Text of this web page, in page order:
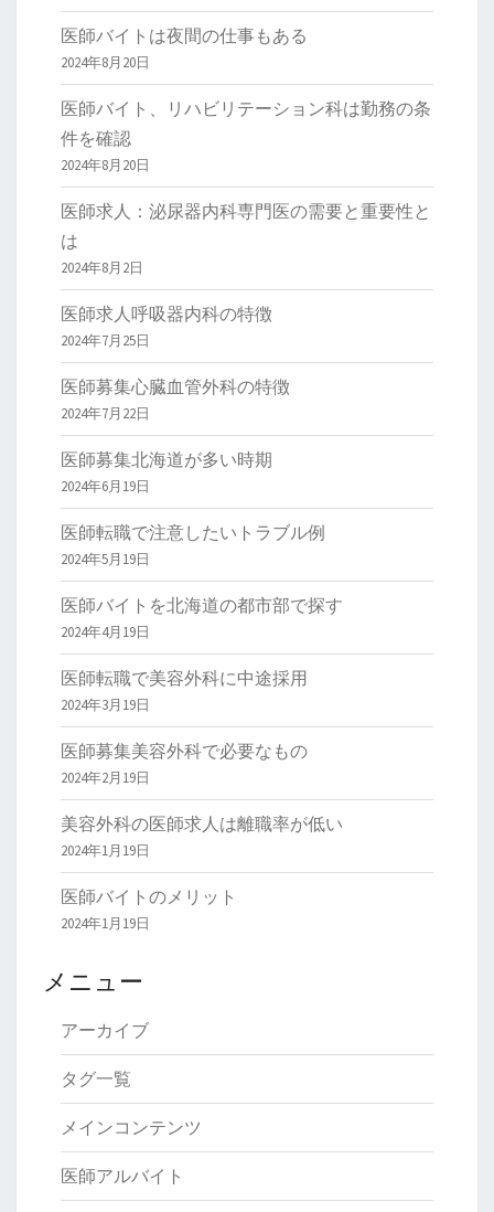
医師バイトは夜間の仕事もある
2024年8月20日
医師バイト、リハビリテーション科は勤務の条
件を確認
2024年8月20日
医師求人：泌尿器内科専門医の需要と重要性と
は
2024年8月2日
医師求人呼吸器内科の特徴
2024年7月25日
医師募集心臓血管外科の特徴
2024年7月22日
医師募集北海道が多い時期
2024年6月19日
医師転職で注意したいトラブル例
2024年5月19日
医師バイトを北海道の都市部で探す
2024年4月19日
医師転職で美容外科に中途採用
2024年3月19日
医師募集美容外科で必要なもの
2024年2月19日
美容外科の医師求人は離職率が低い
2024年1月19日
医師バイトのメリット
2024年1月19日
メニュー
アーカイブ
タグ一覧
メインコンテンツ
医師アルバイト